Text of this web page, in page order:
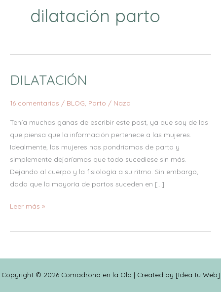
dilatación parto
DILATACIÓN
16 comentarios / BLOG, Parto / Naza
Tenía muchas ganas de escribir este post, ya que soy de las
que piensa que la información pertenece a las mujeres.
Idealmente, las mujeres nos pondríamos de parto y
simplemente dejaríamos que todo sucediese sin más.
Dejando al cuerpo y la fisiología a su ritmo. Sin embargo,
dado que la mayoría de partos suceden en […]
DILATACIÓN
Leer más »
Copyright © 2026 Comadrona en la Ola | Created by [Idea tu Web]